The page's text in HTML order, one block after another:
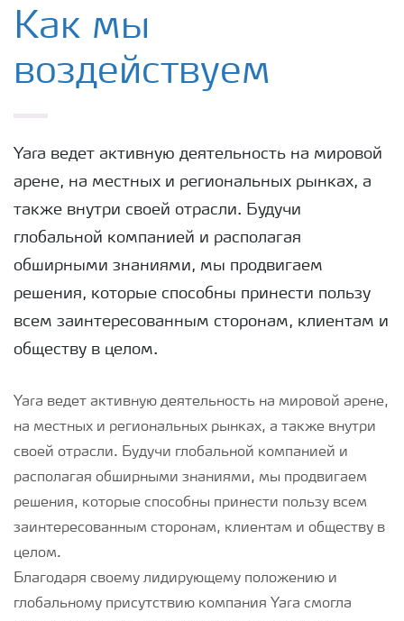
Yara в мире
Устойчивость
Как мы
воздействуем
Yara ведет активную деятельность на мировой
арене, на местных и региональных рынках, а
также внутри своей отрасли. Будучи
глобальной компанией и располагая
обширными знаниями, мы продвигаем
решения, которые способны принести пользу
всем заинтересованным сторонам, клиентам и
обществу в целом.
Yara ведет активную деятельность на мировой арене,
на местных и региональных рынках, а также внутри
своей отрасли. Будучи глобальной компанией и
располагая обширными знаниями, мы продвигаем
решения, которые способны принести пользу всем
заинтересованным сторонам, клиентам и обществу в
целом.
Благодаря своему лидирующему положению и
глобальному присутствию компания Yara смогла